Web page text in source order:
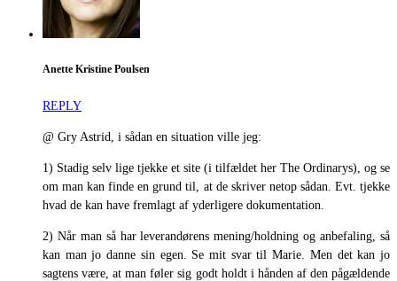
Anette Kristine Poulsen
REPLY
@ Gry Astrid, i sådan en situation ville jeg:
1) Stadig selv lige tjekke et site (i tilfældet her The Ordinarys), og se
om man kan finde en grund til, at de skriver netop sådan. Evt. tjekke
hvad de kan have fremlagt af yderligere dokumentation.
2) Når man så har leverandørens mening/holdning og anbefaling, så
kan man jo danne sin egen. Se mit svar til Marie. Men det kan jo
sagtens være, at man føler sig godt holdt i hånden af den pågældende